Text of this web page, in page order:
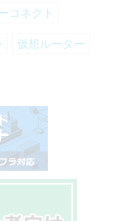
コネクト
仮想ルーター